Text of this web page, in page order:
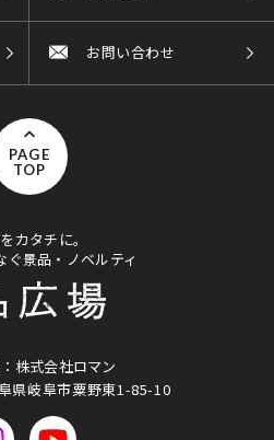
お問い合わせ
PAGE
TOP
カタチに。
ぐ景品・ノベルティ
株式会社ロマン
県岐阜市粟野東1-85-10